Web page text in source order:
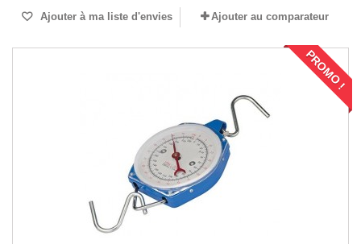
Ajouter à ma liste d'envies Ajouter au comparateur
PROMO !